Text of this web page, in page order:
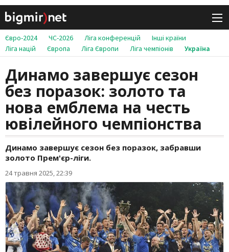
Євро-2024 ЧС-2026 Ліга конференцій
Інші країни
Ліга націй
Європа Ліга Європи Ліга чемпіонів Україна
Динамо завершує сезон
без поразок: золото та
нова емблема на честь
ювілейного чемпіонства
Динамо завершує сезон без поразок, забравши
золото Прем'єр-ліги.
24 травня 2025, 22:39